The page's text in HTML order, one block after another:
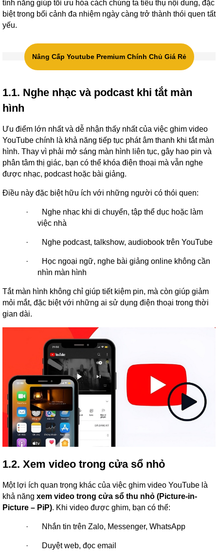
tính năng giúp tối ưu hóa cách chúng ta tiêu thụ nội dung, đặc
biệt trong bối cảnh đa nhiệm ngày càng trở thành thói quen tất
yếu.
Nâng Cấp Youtube Premium Chính Chủ Giá Rẻ
1.1. Nghe nhạc và podcast khi tắt màn
hình
Ưu điểm lớn nhất và dễ nhận thấy nhất của việc ghim video
YouTube chính là khả năng tiếp tục phát âm thanh khi tắt màn
hình. Thay vì phải mở sáng màn hình liên tục, gây hao pin và
phân tâm thị giác, bạn có thể khóa điện thoại mà vẫn nghe
được nhạc, podcast hoặc bài giảng.
Điều này đặc biệt hữu ích với những người có thói quen:
·
Nghe nhạc khi di chuyển, tập thể dục hoặc làm
việc nhà
· Nghe podcast, talkshow, audiobook trên YouTube
·
Học ngoại ngữ, nghe bài giảng online không cần
nhìn màn hình
Tắt màn hình không chỉ giúp tiết kiệm pin, mà còn giúp giảm
mỏi mắt, đặc biệt với những ai sử dụng điện thoại trong thời
gian dài.
1.2. Xem video trong cửa sổ nhỏ
Một lợi ích quan trọng khác của việc ghim video YouTube là
khả năng xem video trong cửa sổ thu nhỏ (Picture-in-
Picture – PiP). Khi video được ghim, bạn có thể:
· Nhắn tin trên Zalo, Messenger, WhatsApp
· Duyệt web, đọc email